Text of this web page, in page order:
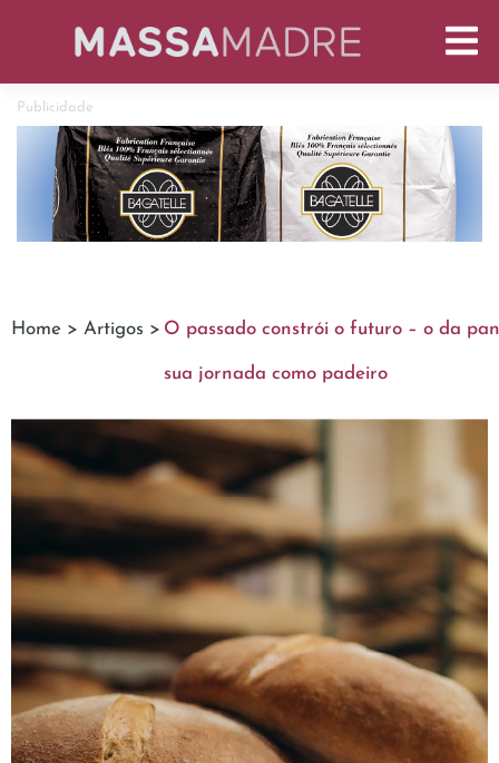
Publicidade
Home > Artigos > O passado constrói o futuro – o da
sua jornada como padeiro